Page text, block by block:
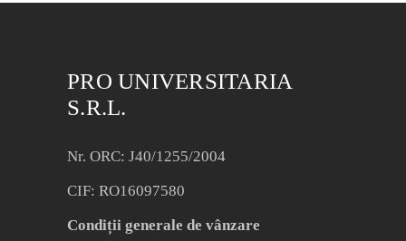
PRO UNIVERSITARIA
S.R.L.
Nr. ORC: J40/1255/2004
CIF: RO16097580
Condiții generale de vânzare